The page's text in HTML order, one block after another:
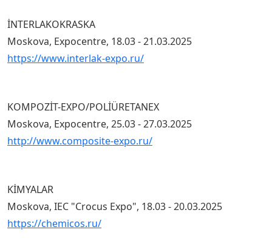
İNTERLAKOKRASKA
Moskova, Expocentre, 18.03 - 21.03.2025
https://www.interlak-expo.ru/
KOMPOZİT-EXPO/POLİÜRETANEX
Moskova, Expocentre, 25.03 - 27.03.2025
http://www.composite-expo.ru/
KİMYALAR
Moskova, IEC "Crocus Expo", 18.03 - 20.03.2025
https://chemicos.ru/